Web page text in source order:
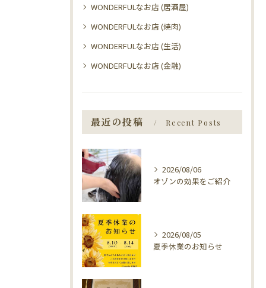
WONDERFULなお店 (居酒屋)
WONDERFULなお店 (焼肉)
WONDERFULなお店 (生活)
WONDERFULなお店 (金融)
最近の投稿 Recent Posts
2026/08/06
オゾンの効果をご紹介
2026/08/05
夏季休業のお知らせ